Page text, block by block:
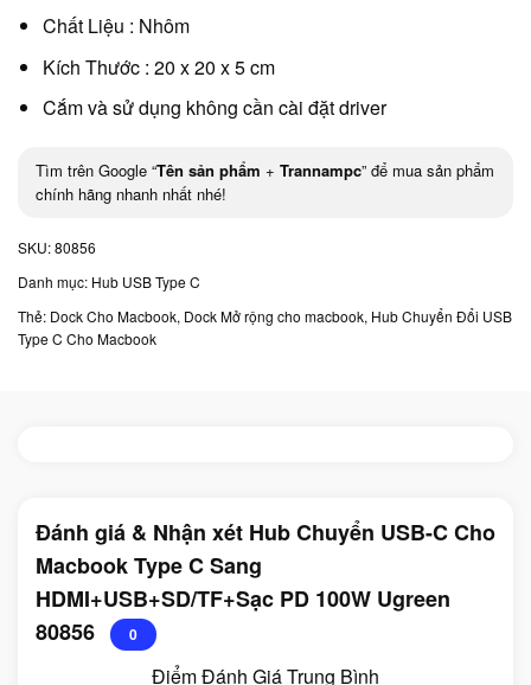
Chất Liệu : Nhôm
Kích Thước : 20 x 20 x 5 cm
Cắm và sử dụng không cần cài đặt driver
Tìm trên Google “Tên sản phẩm + Trannampc” để mua sản phẩm
chính hãng nhanh nhất nhé!
SKU:80856
Danh mục: Hub USB Type C
Thẻ: Dock Cho Macbook, Dock Mở rộng cho macbook, Hub Chuyển Đổi USB
Type C Cho Macbook
Đánh giá & Nhận xét Hub Chuyển USB-C Cho
Macbook Type C Sang
HDMI+USB+SD/TF+Sạc PD 100W Ugreen
80856
0
Điểm Đánh Giá Trung Bình